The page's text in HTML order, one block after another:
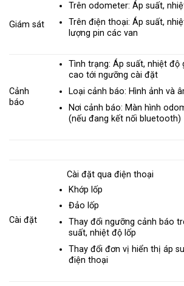
Giám sát
Trên odometer: Áp suất,
Trên điện thoại: Áp suất,
lượng pin các van
Cảnh
báo
Tình trạng: Áp suất, nhiệt độ
cao tới ngưỡng cài đặt
Loại cảnh báo: Hình ảnh và
Nơi cảnh báo: Màn hình
(nếu đang kết nối bluetooth)
Cài đặt
Cài đặt qua điện thoại
Khớp lốp
Đảo lốp
Thay đổi ngưỡng cảnh báo
suất, nhiệt độ lốp
Thay đổi đơn vị hiển thị áp
điện thoại